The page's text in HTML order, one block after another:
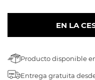
EN LA
Producto disponible
Entrega gratuita